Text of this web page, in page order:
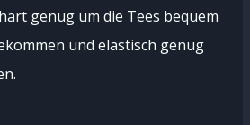
genug um die Tees bequem
und elastisch genug